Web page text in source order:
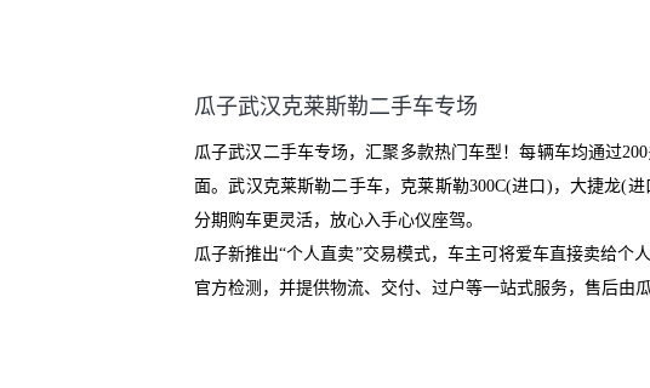
我协商，主动权在平台手里。”
瓜子武汉克莱斯勒二手车专场
瓜子武汉二手车专场，汇聚多款热门车型！每辆车均通过
面。武汉克莱斯勒二手车，克莱斯勒300C(进口)，大捷龙(
分期购车更灵活，放心入手心仪座驾。
瓜子新推出“个人直卖”交易模式，车主可将爱车直接卖给
官方检测，并提供物流、交付、过户等一站式服务，售后由